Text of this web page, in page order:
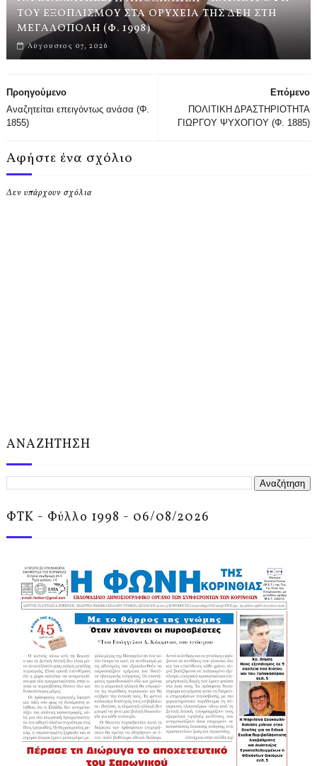
ΤΟΥ ΕΞΟΠΛΙΣΜΟΥ ΣΤΑ ΟΡΥΧΕΙΑ ΤΗΣ ΔΕΗ ΣΤΗ
ΜΕΓΑΛΟΠΟΛΗ (Φ. 1998)
Αύγουστος 07, 2026
Επόμενο
ΠΟΛΙΤΙΚΗ ΔΡΑΣΤΗΡΙΟΤΗΤΑ
ΓΙΩΡΓΟΥ ΨΥΧΟΓΙΟΥ (Φ. 1885)
Προηγούμενο
Αναζητείται επειγόντως ανάσα (Φ.
1855)
Αφήστε ένα σχόλιο
Δεν υπάρχουν σχόλια
ΑΝΑΖΗΤΗΣΗ
ΦΤΚ - Φύλλο 1998 - 06/08/2026